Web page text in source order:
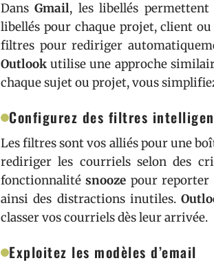
DansGmail, les libellés permettent
libellés pour chaque projet, client ou
filtres pour rediriger
Outlook utilise une approche
chaque sujet ou projet, vous
Configurez des filtres
Les filtres sont vos alliés pour une
rediriger les courriels selon des
fonctionnalitésnooze pour reporter
ainsi des distractions inutiles.
classer vos courriels dès leur arrivée.
Exploitez les modèles d’email